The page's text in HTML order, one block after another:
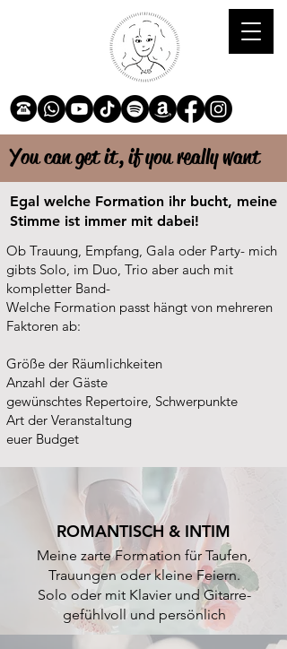
You can get it, if you really want
Egal welche Formation ihr bucht, meine
Stimme ist immer mit dabei!
Ob Trauung, Empfang, Gala oder Party- mich
gibts Solo, im Duo, Trio aber auch mit
kompletter Band-
Welche Formation passt hängt von mehreren
Faktoren ab:
Größe der Räumlichkeiten
Anzahl der Gäste
gewünschtes Repertoire, Schwerpunkte
Art der Veranstaltung
euer Budget
ROMANTISCH & INTIM
Meine zarte Formation für Taufen,
Trauungen oder kleine Feiern.
Solo oder mit Klavier und Gitarre-
gefühlvoll und persönlich